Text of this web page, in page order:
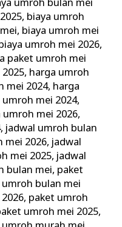
umroh bulan mei
, biaya umroh
, biaya umroh mei
umroh mei 2026,
paket umroh mei
, harga umroh
mei 2024, harga
umroh mei 2024,
umroh mei 2026,
, jadwal umroh bulan
mei 2026, jadwal
mei 2025, jadwal
bulan mei, paket
bulan mei
, paket umroh
umroh mei 2025,